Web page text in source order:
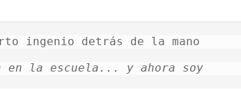
ingenio detrás de la mano
en la escuela... y ahora soy